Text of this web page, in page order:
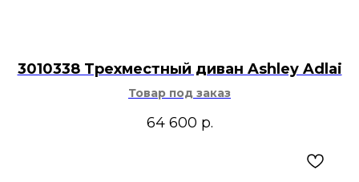
3010338 Трехместный диван Ashley Adlai
Товар под заказ
64 600 р.